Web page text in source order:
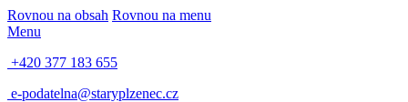
Rovnou na obsah Rovnou na menu
Menu
+420 377 183 655
e-podatelna@staryplzenec.cz